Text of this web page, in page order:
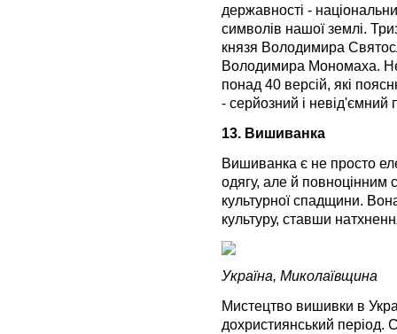
державності -
символів нашої землі.
князя Володимира
Володимира Мономаха.
понад 40 версій, які
- серйозний і невід'ємний
13. Вишиванка
Вишиванка є не просто
одягу, але й повноцінним
культурної спадщини.
культуру, ставши
Україна, Миколаївщина
Мистецтво вишивки в
дохристиянський